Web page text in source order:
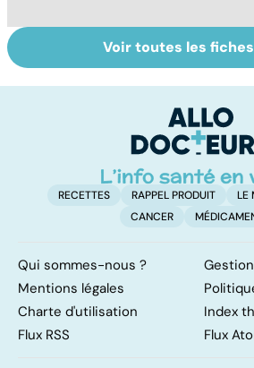
Anesthésie
générale : mieux
Voir toutes les
RECETTES RAPPEL PRODUIT
LE
CANCER
Qui sommes-nous ?
Mentions légales
Charte d'utilisation
Index
Flux RSS
Flux